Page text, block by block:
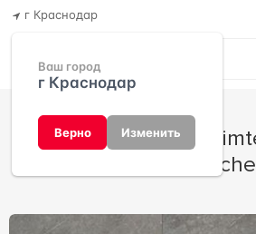
г Краснодар
Ваш город
г Краснодар
Верно Изменить
Timless Marble Slimtech от Lea
Ceramiche